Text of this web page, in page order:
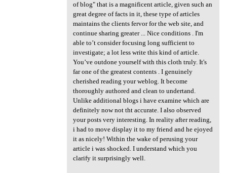
of blog" that is a magnificent article, given such an
great degree of facts in it, these type of articles
maintains the clients fervor for the web site, and
continue sharing greater ... Nice conditions . I'm
able to’t consider focusing long sufficient to
investigate; a lot less write this kind of article.
You’ve outdone yourself with this cloth truly. It's
far one of the greatest contents . I genuinely
cherished reading your weblog. It become
thoroughly authored and clean to undertand.
Unlike additional blogs i have examine which are
definitely now not tht accurate. I also observed
your posts very interesting. In reality after reading,
i had to move display it to my friend and he ejoyed
it as nicely! Within the wake of perusing your
article i was shocked. I understand which you
clarify it surprisingly well.